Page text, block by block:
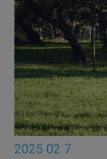
2025 02 7